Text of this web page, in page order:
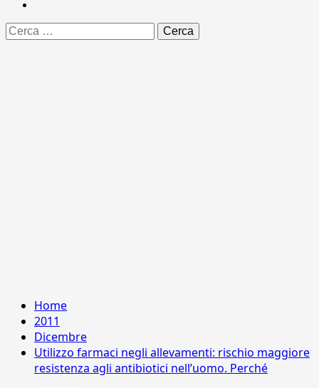
Ricerca
per:
Home
2011
Dicembre
Utilizzo farmaci negli allevamenti: rischio maggiore
resistenza agli antibiotici nell’uomo. Perché